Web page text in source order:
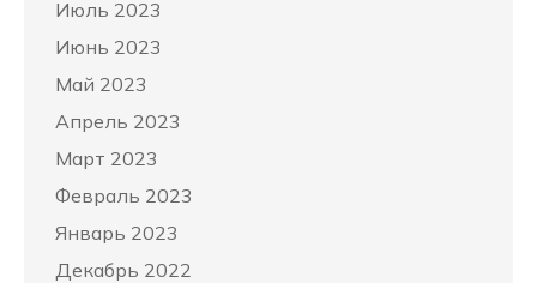
Июль 2023
Июнь 2023
Май 2023
Апрель 2023
Март 2023
Февраль 2023
Январь 2023
Декабрь 2022